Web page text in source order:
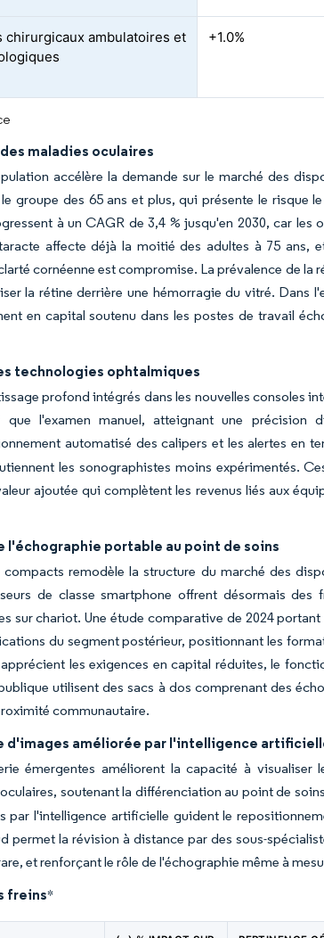
chirurgicaux ambulatoires et
+1.0%
maladies oculaires
accélère la demande sur le marché des
groupe des 65 ans et plus, qui présente le risque
à un CAGR de 3,4 % jusqu'en 2030, car
affecte déjà la moitié des adultes à 75 ans,
cornéenne est compromise. La prévalence de
la rétine derrière une hémorragie du vitré. Dans
en capital soutenu dans les postes de travail
technologies ophtalmiques
profond intégrés dans les nouvelles consoles
que l'examen manuel, atteignant une précision
automatisé des calipers et les alertes en
les sonographistes moins expérimentés.
ajoutée qui complètent les revenus liés aux
l'échographie portable au point de soins
compacts remodèle la structure du marché des
de classe smartphone offrent désormais
sur chariot. Une étude comparative de 2024
du segment postérieur, positionnant les
les exigences en capital réduites, le
utilisent des sacs à dos comprenant des
communautaire.
d'images améliorée par l'intelligence
émergentes améliorent la capacité à
soutenant la différenciation au point de
par l'intelligence artificielle guident le
permet la révision à distance par des sous-
et renforçant le rôle de l'échographie même à
freins*